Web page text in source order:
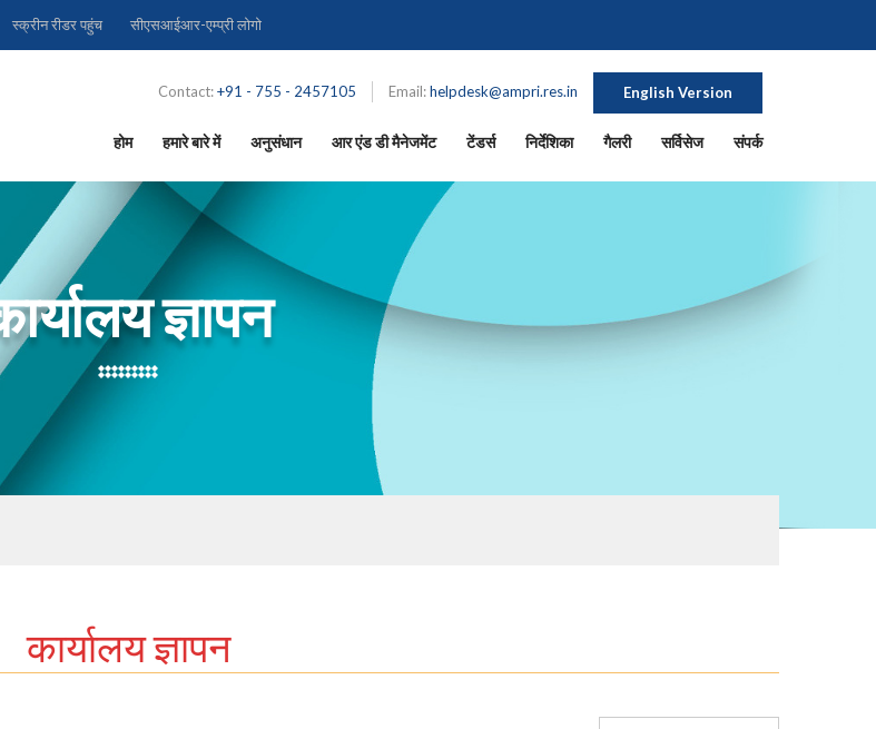
स्क्रीन रीडर पहुंच सीएसआईआर-एम्प्री लोगो
English Version
Contact:+91 - 755 - 2457105 Email:helpdesk@ampri.res.in
होम हमारे बारे में अनुसंधान आर एंड डी मैनेजमेंट टेंडर्स निर्देशिका गैलरी सर्विसेज संपर्क
ज्ञापन
कार्यालय ज्ञापन